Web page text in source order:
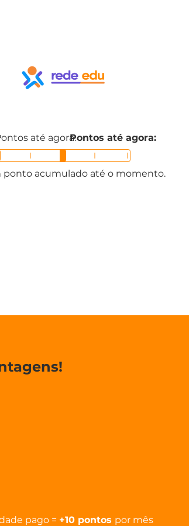
Pontos até agora:
até agora:
ponto acumulado até o momento.
pago = +10 pontos por mês